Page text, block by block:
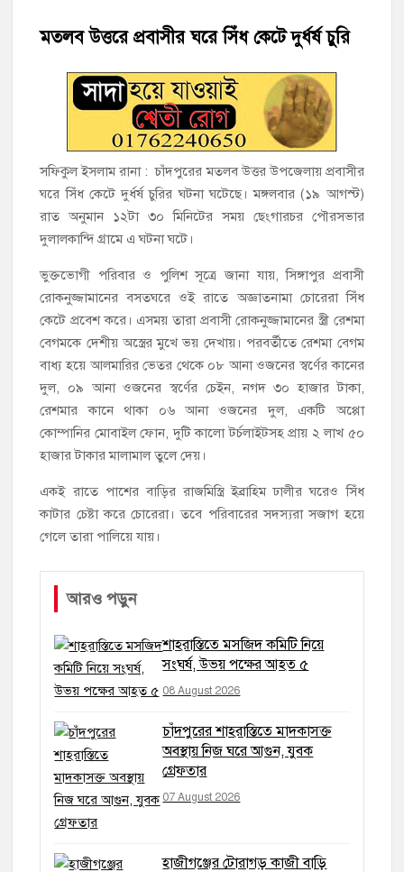
হাজীগঞ্জে শিক্ষার্থীদের লেখাপড়ার মানোন্নয়নে ও উপস্থিতি নিশ্চিতকরণে
হাজীগঞ্জে অস্বাস্থ্যকর পরিবেশে খাবার প্রস্তুত: ২ হোটেলকে ৪৫ হাজার
হাজীগঞ্জে ৬ বছরের শিশুকে ধর্ষণের অভিযোগে কেয়ারটেকার আটক
হাজীগঞ্জের রাজারগাঁও উবিতে জুলাই গণঅভ্যুত্থান দিবস পালন
হাজীগঞ্জ সরকারি মডেল পাইলট হাই স্কুল অ্যান্ড কলেজে ‘জুলাই
গণঅভ্যুত্থান দিবস’ পালিত
‘জনগণের ভোটে নির্বাচিত হয়ে ফরিদগঞ্জের উন্নয়নে কাজ করছি’ :
আলহাজ্ব এমএ হান্নান এমপি
মতলব উত্তরে প্রবাসীর ঘরে সিঁধ কেটে দুর্ধর্ষ চুরি
সফিকুল ইসলাম রানা : চাঁদপুরের মতলব উত্তর উপজেলায় প্রবাসীর
ঘরে সিঁধ কেটে দুর্ধর্ষ চুরির ঘটনা ঘটেছে। মঙ্গলবার (১৯ আগস্ট)
রাত অনুমান ১২টা ৩০ মিনিটের সময় ছেংগারচর পৌরসভার
দুলালকান্দি গ্রামে এ ঘটনা ঘটে।
ভুক্তভোগী পরিবার ও পুলিশ সূত্রে জানা যায়, সিঙ্গাপুর প্রবাসী
রোকনুজ্জামানের বসতঘরে ওই রাতে অজ্ঞাতনামা চোরেরা সিঁধ
কেটে প্রবেশ করে। এসময় তারা প্রবাসী রোকনুজ্জামানের স্ত্রী রেশমা
বেগমকে দেশীয় অস্ত্রের মুখে ভয় দেখায়। পরবর্তীতে রেশমা বেগম
বাধ্য হয়ে আলমারির ভেতর থেকে ০৮ আনা ওজনের স্বর্ণের কানের
দুল, ০৯ আনা ওজনের স্বর্ণের চেইন, নগদ ৩০ হাজার টাকা,
রেশমার কানে থাকা ০৬ আনা ওজনের দুল, একটি অপ্পো
কোম্পানির মোবাইল ফোন, দুটি কালো টর্চলাইটসহ প্রায় ২ লাখ ৫০
হাজার টাকার মালামাল তুলে দেয়।
একই রাতে পাশের বাড়ির রাজমিস্ত্রি ইব্রাহিম ঢালীর ঘরেও সিঁধ
কাটার চেষ্টা করে চোরেরা। তবে পরিবারের সদস্যরা সজাগ হয়ে
গেলে তারা পালিয়ে যায়।
আরও পড়ুন
শাহরাস্তিতে মসজিদ কমিটি নিয়ে
সংঘর্ষ, উভয় পক্ষের আহত ৫
08 August 2026
চাঁদপুরের শাহরাস্তিতে মাদকাসক্ত
অবস্থায় নিজ ঘরে আগুন, যুবক
গ্রেফতার
07 August 2026
হাজীগঞ্জের টোরাগড় কাজী বাড়ি